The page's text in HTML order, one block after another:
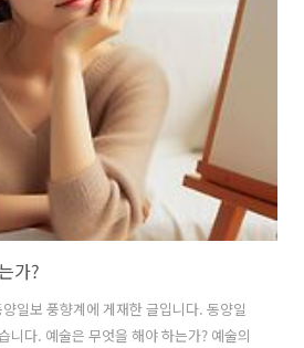
가?
일보 풍향계에 게재한 글입니다. 동양일
니다. 예술은 무엇을 해야 하는가? 예술의